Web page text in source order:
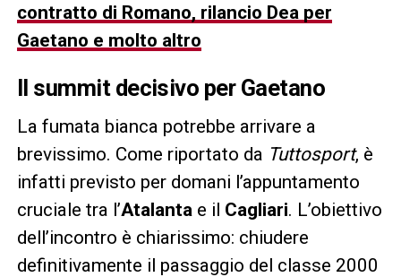
contratto di Romano, rilancio Dea per
Gaetano e molto altro
Il summit decisivo per Gaetano
La fumata bianca potrebbe arrivare a
brevissimo. Come riportato da Tuttosport, è
infatti previsto per domani l’appuntamento
cruciale tra l’Atalanta e il Cagliari. L’obiettivo
dell’incontro è chiarissimo: chiudere
definitivamente il passaggio del classe 2000